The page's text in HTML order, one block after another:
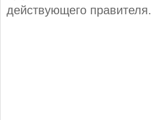
действующего правителя.